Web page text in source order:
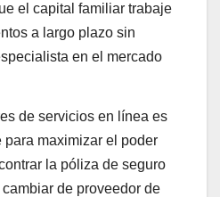
el capital familiar trabaje
a largo plazo sin
en el mercado
de servicios en línea es
maximizar el poder
la póliza de seguro
de proveedor de